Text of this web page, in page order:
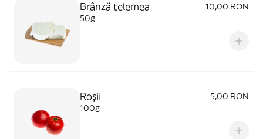
Brânză telemea
10,00 RON
50g
Roşii
5,00 RON
100g